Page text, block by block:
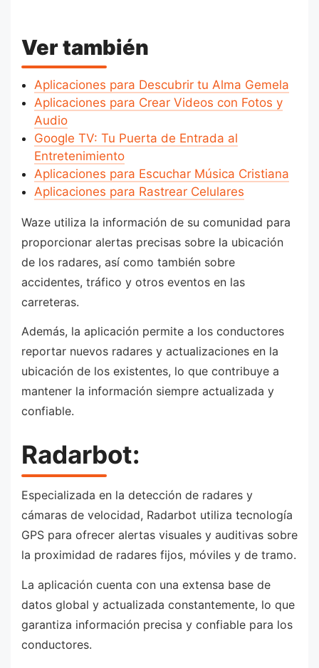
Ver también
Aplicaciones para Descubrir tu Alma Gemela
Aplicaciones para Crear Videos con Fotos y
Audio
Google TV: Tu Puerta de Entrada al
Entretenimiento
Aplicaciones para Escuchar Música Cristiana
Aplicaciones para Rastrear Celulares
Waze utiliza la información de su comunidad para
proporcionar alertas precisas sobre la ubicación
de los radares, así como también sobre
accidentes, tráfico y otros eventos en las
carreteras.
Además, la aplicación permite a los conductores
reportar nuevos radares y actualizaciones en la
ubicación de los existentes, lo que contribuye a
mantener la información siempre actualizada y
confiable.
Radarbot:
Especializada en la detección de radares y
cámaras de velocidad, Radarbot utiliza tecnología
GPS para ofrecer alertas visuales y auditivas sobre
la proximidad de radares fijos, móviles y de tramo.
La aplicación cuenta con una extensa base de
datos global y actualizada constantemente, lo que
garantiza información precisa y confiable para los
conductores.